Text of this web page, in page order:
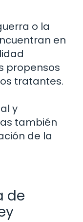
o la
en
propensos
tratantes.
y
también
de la
de